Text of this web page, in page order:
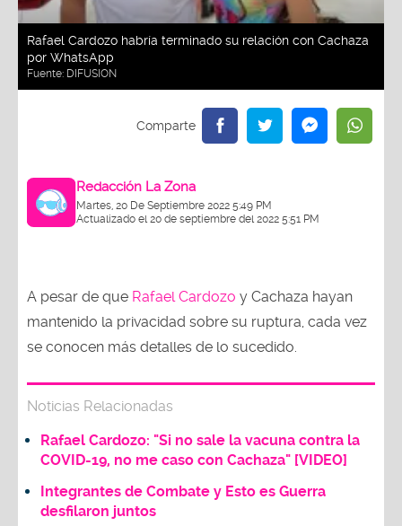
Rafael Cardozo habría terminado su relación con Cachaza
por WhatsApp
Fuente: DIFUSION
Redacción La Zona
Martes, 20 De Septiembre 2022 5:49 PM
Actualizado el 20 de septiembre del 2022 5:51 PM
A pesar de que Rafael Cardozo y Cachaza hayan
mantenido la privacidad sobre su ruptura, cada vez
se conocen más detalles de lo sucedido.
Noticias Relacionadas
Rafael Cardozo: "Si no sale la vacuna contra la
COVID-19, no me caso con Cachaza" [VIDEO]
Integrantes de Combate y Esto es Guerra
desfilaron juntos